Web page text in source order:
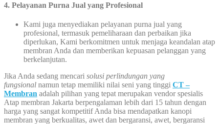
4. Pelayanan Purna Jual yang Profesional
Kami juga menyediakan pelayanan purna jual yang
profesional, termasuk pemeliharaan dan perbaikan jika
diperlukan, Kami berkomitmen untuk menjaga keandalan atap
membran Anda dan memberikan kepuasan pelanggan yang
berkelanjutan.
Jika Anda sedang mencari solusi perlindungan yang
fungsional namun tetap memiliki nilai seni yang tinggi CT –
Membran adalah pilihan yang tepat merupakan vendor spesialis
Atap membran Jakarta berpengalaman lebih dari 15 tahun dengan
harga yang sangat kompetitif Anda bisa mendapatkan kanopi
membran yang berkualitas, awet dan bergaransi, awet, bergaransi